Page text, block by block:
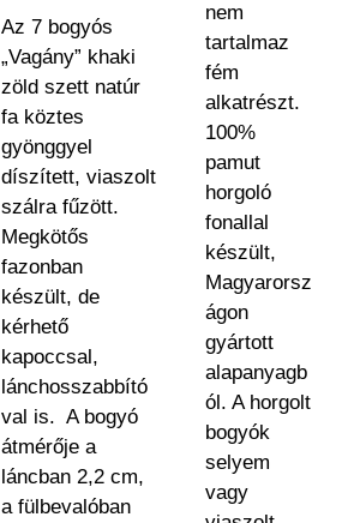
Az 7 bogyós
„Vagány” khaki
zöld szett natúr
fa köztes
gyönggyel
díszített, viaszolt
szálra fűzött.
Megkötős
fazonban
készült, de
kérhető
kapoccsal,
lánchosszabbító
val is. A bogyó
átmérője a
láncban 2,2 cm,
a fülbevalóban
nem
tartalmaz
fém
alkatrészt.
100%
pamut
horgoló
fonallal
készült,
Magyarorsz
ágon
gyártott
alapanyagb
ól. A horgolt
bogyók
selyem
vagy